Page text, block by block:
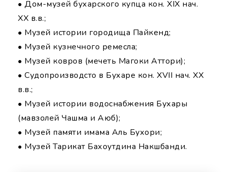
• Дом-музей бухарского купца кон. XIX нач.
XX в.в.;
• Музей истории городища Пайкенд;
• Музей кузнечного ремесла;
• Музей ковров (мечеть Магоки Аттори);
• Судопроизводсто в Бухаре кон. XVII нач. XX
в.в.;
• Музей истории водоснабжения Бухары
(мавзолей Чашма и Аюб);
• Музей памяти имама Аль Бухори;
• Музей Тарикат Бахоутдина Накшбанди.